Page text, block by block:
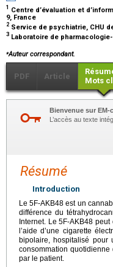
1 Centre d’évaluation et
9, France
2 Service de psychiatrie, CHU
3 Laboratoire de
⁎Auteur correspondant.
PDF Article
Mots
Bienvenue sur
L’accès au texte
Résumé
Introduction
Le 5F-AKB48 est un
différence du
Internet. Le 5F-AKB48
l’aide d’une cigarette
bipolaire, hospitalisé pour
consommation
par le patient.